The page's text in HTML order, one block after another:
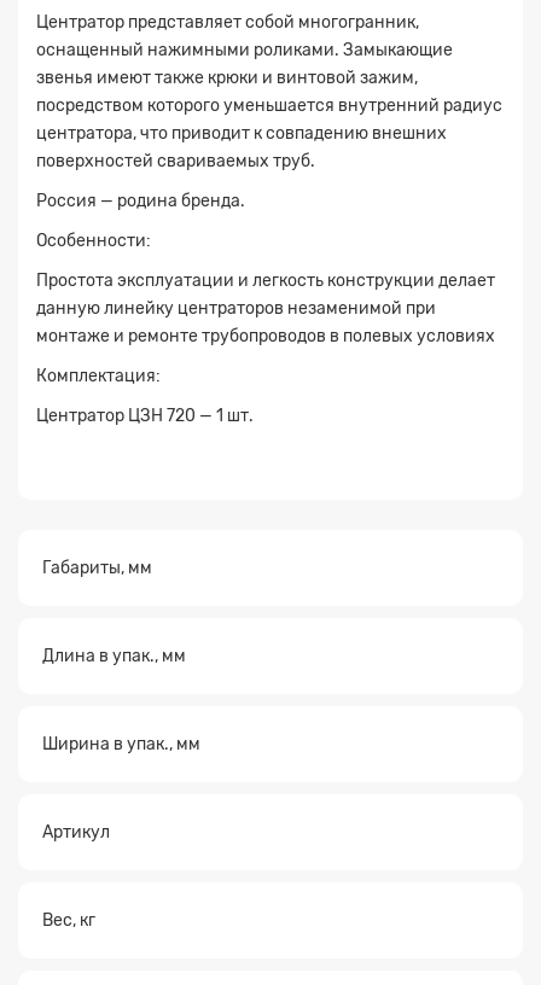
Центратор представляет собой многогранник,
оснащенный нажимными роликами. Замыкающие
звенья имеют также крюки и винтовой зажим,
посредством которого уменьшается внутренний радиус
центратора, что приводит к совпадению внешних
поверхностей свариваемых труб.
Россия — родина бренда.
Особенности:
Простота эксплуатации и легкость конструкции делает
данную линейку центраторов незаменимой при
монтаже и ремонте трубопроводов в полевых условиях
Комплектация:
Центратор ЦЗН 720 — 1 шт.
Габариты, мм
Длина в упак., мм
Ширина в упак., мм
Артикул
Вес, кг
Заявка на расчет
Прикрепите
файл